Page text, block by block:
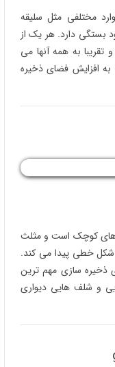
مختلفی مثل سلیقه
بستگی دارد. هر یک از
تقریبا به همه آنها می
به افزایش فضای ذخیره
های کوچک است و مثلث
شکل خطی پیدا می کند.
ذخیره سازی مهم ترین
و شلف هایی دیواری